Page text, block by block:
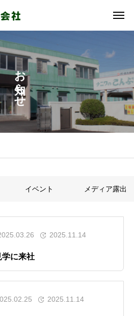
お
ら
せ
イベント メディア露出
2025.11.14
学に来社
2025.11.14